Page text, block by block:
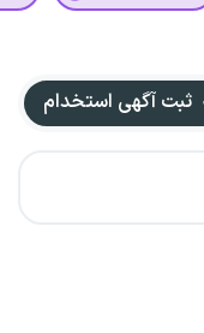
ثبت آگهی استخدام